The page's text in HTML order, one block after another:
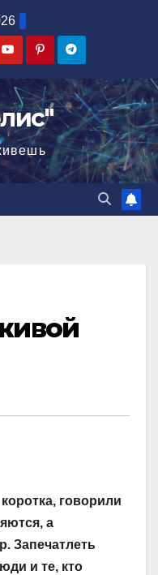
говорили
а
Запечатлеть
и те, кто